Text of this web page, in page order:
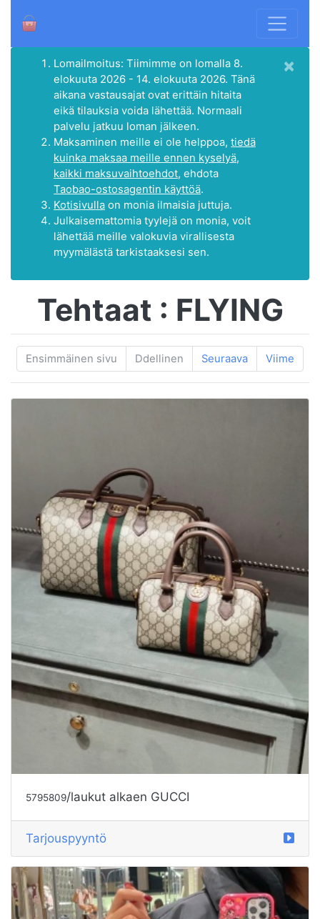
Lomailmoitus: Tiimimme on lomalla 8.
elokuuta 2026 - 14. elokuuta 2026. Tänä
aikana vastausajat ovat erittäin hitaita
eikä tilauksia voida lähettää. Normaali
palvelu jatkuu loman jälkeen.
Maksaminen meille ei ole helppoa, tiedä
kuinka maksaa meille ennen kyselyä,
kaikki maksuvaihtoehdot, ehdota
Taobao-ostosagentin käyttöä.
Kotisivulla on monia ilmaisia juttuja.
Julkaisemattomia tyylejä on monia, voit
lähettää meille valokuvia virallisesta
myymälästä tarkistaaksesi sen.
×
Tehtaat : FLYING
Ensimmäinen sivu Ddellinen Seuraava Viime
5795809/laukut alkaen GUCCI
Tarjouspyyntö